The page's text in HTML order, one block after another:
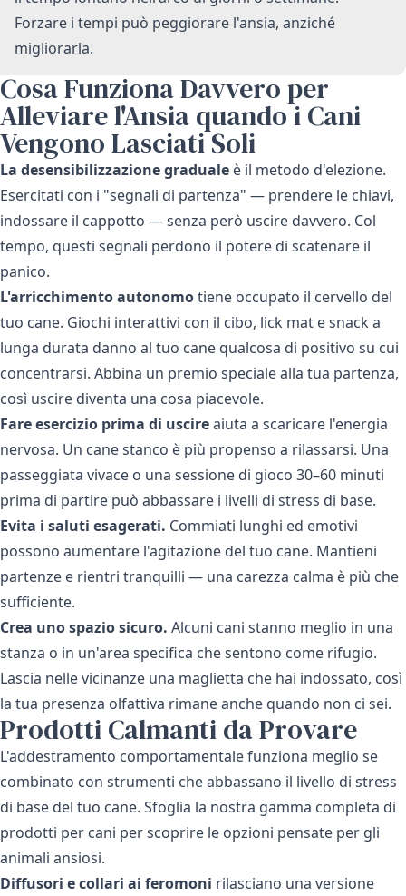
Forzare i tempi può peggiorare l'ansia, anziché
migliorarla.
Cosa Funziona Davvero per
Alleviare l'Ansia quando i Cani
Vengono Lasciati Soli
La desensibilizzazione graduale è il metodo d'elezione.
Esercitati con i "segnali di partenza" — prendere le chiavi,
indossare il cappotto — senza però uscire davvero. Col
tempo, questi segnali perdono il potere di scatenare il
panico.
L'arricchimento autonomotiene occupato il cervello del
tuo cane. Giochi interattivi con il cibo, lick mat e snack a
lunga durata danno al tuo cane qualcosa di positivo su cui
concentrarsi. Abbina un premio speciale alla tua partenza,
così uscire diventa una cosa piacevole.
Fare esercizio prima di uscireaiuta a scaricare l'energia
nervosa. Un cane stanco è più propenso a rilassarsi. Una
passeggiata vivace o una sessione di gioco 30–60 minuti
prima di partire può abbassare i livelli di stress di base.
Evita i saluti esagerati. Commiati lunghi ed emotivi
possono aumentare l'agitazione del tuo cane. Mantieni
partenze e rientri tranquilli — una carezza calma è più che
sufficiente.
Crea uno spazio sicuro. Alcuni cani stanno meglio in una
stanza o in un'area specifica che sentono come rifugio.
Lascia nelle vicinanze una maglietta che hai indossato, così
la tua presenza olfattiva rimane anche quando non ci sei.
Prodotti Calmanti da Provare
L'addestramento comportamentale funziona meglio se
combinato con strumenti che abbassano il livello di stress
di base del tuo cane. Sfoglia la nostra gamma completa di
prodotti per cani per scoprire le opzioni pensate per gli
animali ansiosi.
Diffusori e collari ai feromoni rilasciano una versione